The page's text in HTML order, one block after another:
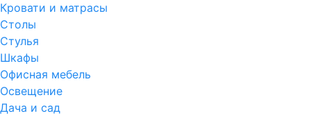
Кровати и матрасы
Столы
Стулья
Шкафы
Офисная мебель
Освещение
Дача и сад